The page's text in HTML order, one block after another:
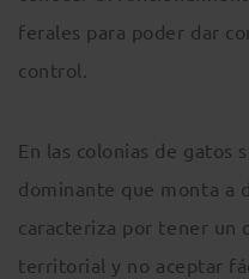
ferales para poder dar
control.
En las colonias de gatos
dominante que monta a
caracteriza por tener un
territorial y no aceptar